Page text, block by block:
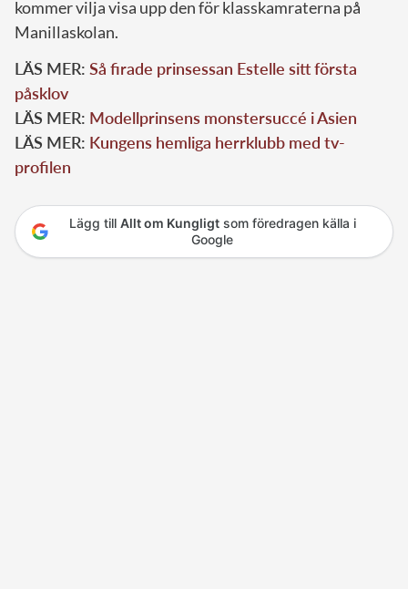
kommer vilja visa upp den för klasskamraterna på
Manillaskolan.
LÄS MER: Så firade prinsessan Estelle sitt första
påsklov
LÄS MER: Modellprinsens monstersuccé i Asien
LÄS MER: Kungens hemliga herrklubb med tv-
profilen
Lägg till Allt om Kungligtsom föredragen källa i
Google